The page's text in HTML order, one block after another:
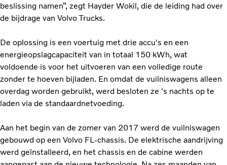
beslissing namen”, zegt Hayder Wokil, die de leiding had over
de bijdrage van Volvo Trucks.
De oplossing is een voertuig met drie accu's en een
energieopslagcapaciteit van in totaal 150 kWh, wat
voldoende is voor het uitvoeren van een volledige route
zonder te hoeven bijladen. En omdat de vuilniswagens alleen
overdag worden gebruikt, werd besloten ze 's nachts op te
laden via de standaardnetvoeding.
Aan het begin van de zomer van 2017 werd de vuilniswagen
gebouwd op een Volvo FL-chassis. De elektrische aandrijving
werd geïnstalleerd, en het chassis en de cabine werden